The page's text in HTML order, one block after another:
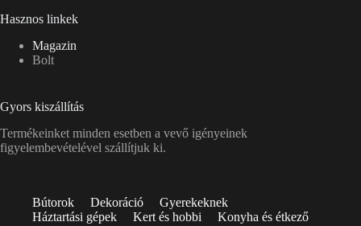
Hasznos linkek
Magazin
Bolt
Gyors kiszállítás
Termékeinket minden esetben a vevő igényeinek
figyelembevételével szállítjuk ki.
Bútorok Dekoráció
Gyerekeknek
Háztartási gépek
Kert és hobbi
Konyha és étkező